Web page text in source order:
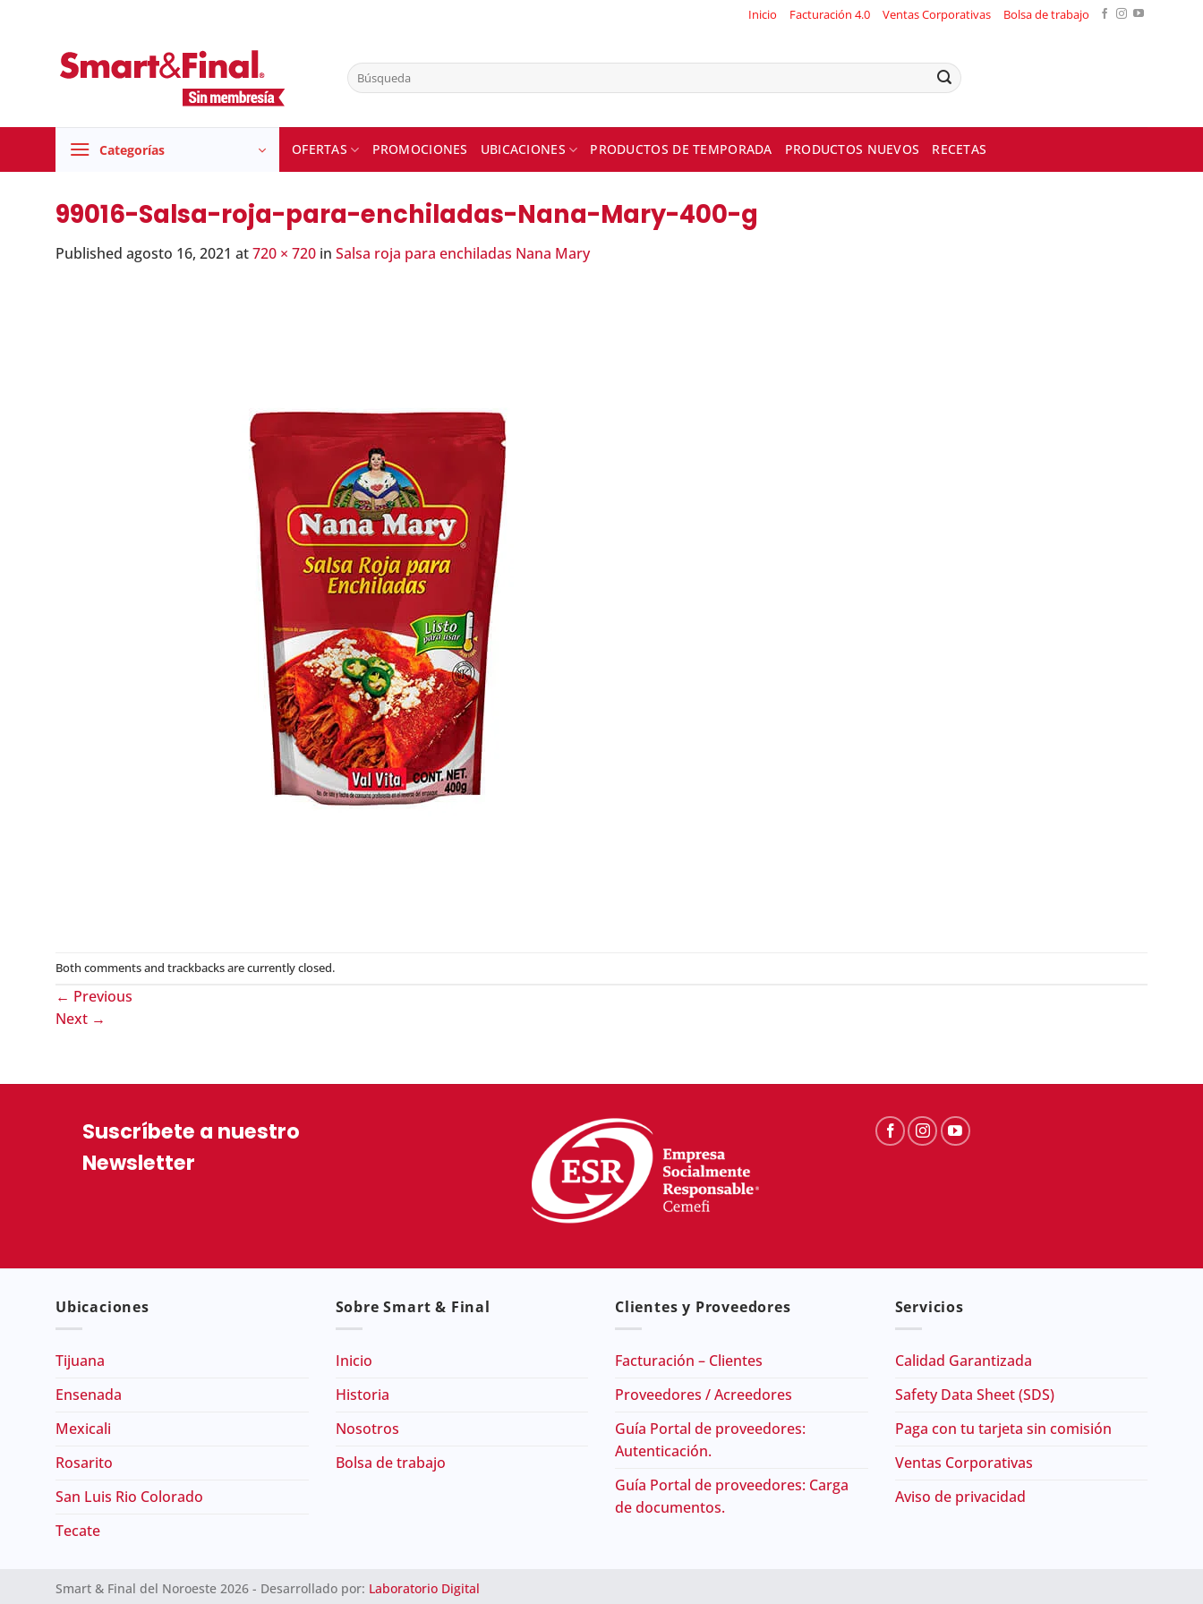
Inicio Facturación 4.0 Ventas Corporativas Bolsa de trabajo
Buscar
por:
Categorías OFERTAS PROMOCIONES UBICACIONES PRODUCTOS DE TEMPORADA PRODUCTOS NUEVOS RECETAS
99016-Salsa-roja-para-enchiladas-Nana-Mary-400-g
Published agosto 16, 2021 at720 × 720 in Salsa roja para enchiladas Nana Mary
Both comments and trackbacks are currently closed.
← Previous
Next →
Suscríbete a nuestro
Newsletter
Ubicaciones
Tijuana
Ensenada
Mexicali
Rosarito
San Luis Rio Colorado
Tecate
Sobre Smart & Final
Inicio
Historia
Nosotros
Bolsa de trabajo
Clientes y Proveedores
Facturación – Clientes
Proveedores / Acreedores
Guía Portal de proveedores:
Autenticación.
Guía Portal de proveedores: Carga
de documentos.
Servicios
Calidad Garantizada
Safety Data Sheet (SDS)
Paga con tu tarjeta sin comisión
Ventas Corporativas
Aviso de privacidad
Smart & Final del Noroeste 2026 - Desarrollado por: Laboratorio Digital